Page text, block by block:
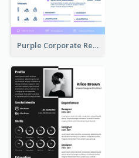
Purple Corporate Resume